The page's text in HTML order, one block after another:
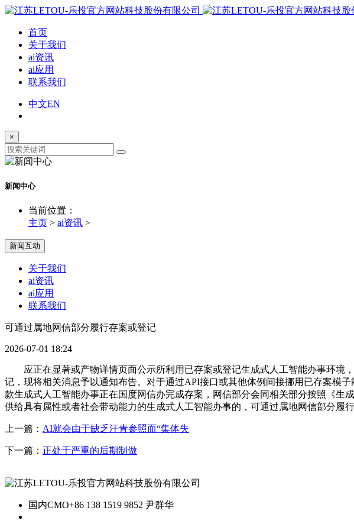
首页
关于我们
ai资讯
ai应用
联系我们
中文EN
×
新闻中心
当前位置：
主页 > ai资讯 >
新闻互动
关于我们
ai资讯
ai应用
联系我们
可通过属地网信部分履行存案或登记
2026-07-01 18:24
应正在显著或产物详情页面公示所利用已存案或登记生成式人工智能办事环境
记，现将相关消息予以通知布告。对于通过API接口或其他体例间接挪用已存案模
款生成式人工智能办事正在国度网信办完成存案，网信部分会同相关部分按照《生
供给具有属性或者社会带动能力的生成式人工智能办事的，可通过属地网信部分履
上一篇： AI就会由于缺乏汗青参照而“集体失
下一篇： 正处于严重的后期制做
国内CMO+86 138 1519 9852 尹群华